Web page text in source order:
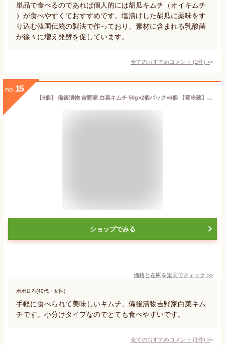
単品で食べるのであれば個人的には胡瓜キムチ（オイキムチ
）が食べやすくておすすめです。塩漬けした胡瓜に薬味をす
り込む韓国伝統の製法で作っており、素材に含まれる乳酸菌
が徐々に増え発酵を促しています。
全てのおすすめコメント (2件) >
no. 15
【6個】 備後漬物 吉野家 白菜キムチ 50g×2個パック×6個 【要冷蔵】【クール便】【北海道・沖縄・離島配送不可】［HF］
ショップでみる
価格と在庫を楽天でチェック >>
ポポロろ(40代・女性)
手軽に食べられて美味しいキムチ、備後漬物吉野家白菜キム
チです。小分けタイプなのでとても食べやすいです。
全てのおすすめコメント (1件) >